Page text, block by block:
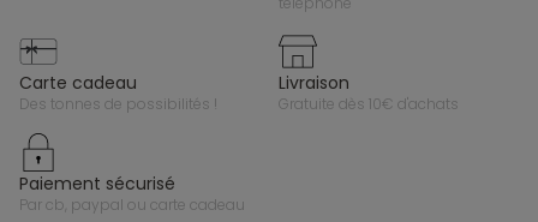
carte cadeau
des tonnes de possibilités !
livraison
gratuite dès 10€ d'achats
paiement sécurisé
par cb, paypal ou carte cadeau